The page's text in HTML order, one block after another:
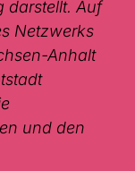
darstellt. Auf
Netzwerks
Anhalt
und den